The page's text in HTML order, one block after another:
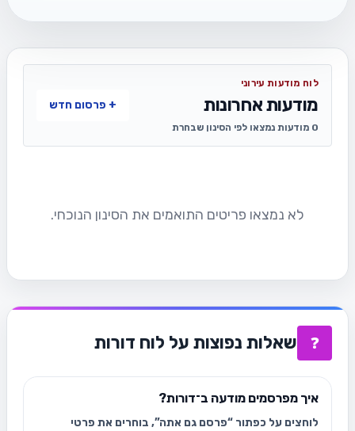
לוח מודעות עירוני
מודעות אחרונות
0 מודעות נמצאו לפי הסינון שבחרת
+ פרסום חדש
לא נמצאו פריטים התואמים את הסינון הנוכחי.
❓ שאלות נפוצות על לוח דורות
איך מפרסמים מודעה ב־דורות?
לוחצים על כפתור “פרסם גם אתה”, בוחרים את פרטי